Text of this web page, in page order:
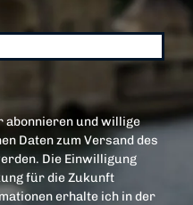
abonnieren und willige
Daten zum Versand des
Die Einwilligung
für die Zukunft
erhalte ich in der